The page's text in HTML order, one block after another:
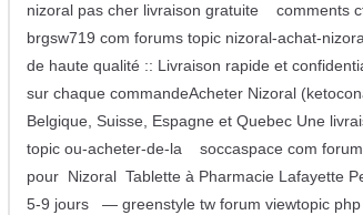
nizoral pas cher livraison gratuite comments
brgsw719 com forums topic nizoral-achat-
de haute qualité :: Livraison rapide et
sur chaque commandeAcheter Nizoral
Belgique, Suisse, Espagne et Quebec Une
topic ou-acheter-de-la soccaspace com
pour Nizoral Tablette à Pharmacie Lafayette
5-9 jours — greenstyle tw forum viewtopic